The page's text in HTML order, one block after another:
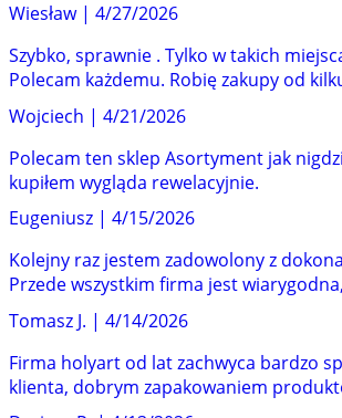
Wiesław| 4/27/2026
Szybko, sprawnie . Tylko w takich
Polecam każdemu. Robię zakupy od
Wojciech | 4/21/2026
Polecam ten sklep Asortyment jak
kupiłem wygląda rewelacyjnie.
Eugeniusz | 4/15/2026
Kolejny raz jestem zadowolony z
Przede wszystkim firma jest
Tomasz J. | 4/14/2026
Firma holyart od lat zachwyca bardzo
klienta, dobrym zapakowaniem